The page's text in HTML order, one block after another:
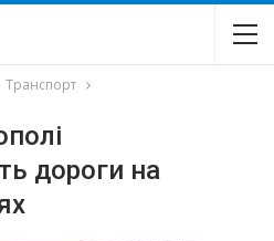
Транспорт
дороги на